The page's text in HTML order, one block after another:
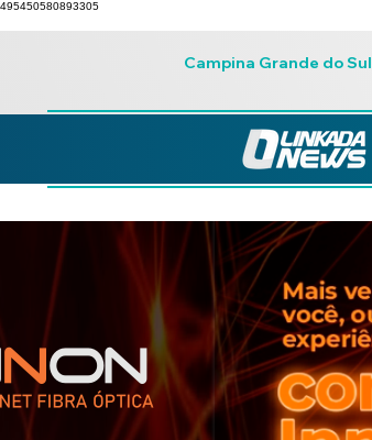
495450580893305
Campina Grande do Sul